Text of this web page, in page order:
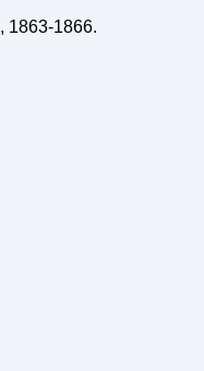
, 1863-1866.